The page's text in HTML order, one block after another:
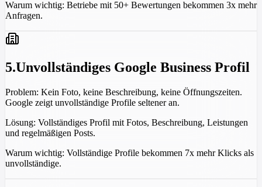
Warum wichtig: Betriebe mit 50+ Bewertungen bekommen 3x mehr
Anfragen.
5.Unvollständiges Google Business Profil
Problem: Kein Foto, keine Beschreibung, keine Öffnungszeiten.
Google zeigt unvollständige Profile seltener an.
Lösung: Vollständiges Profil mit Fotos, Beschreibung, Leistungen
und regelmäßigen Posts.
Warum wichtig: Vollständige Profile bekommen 7x mehr Klicks als
unvollständige.